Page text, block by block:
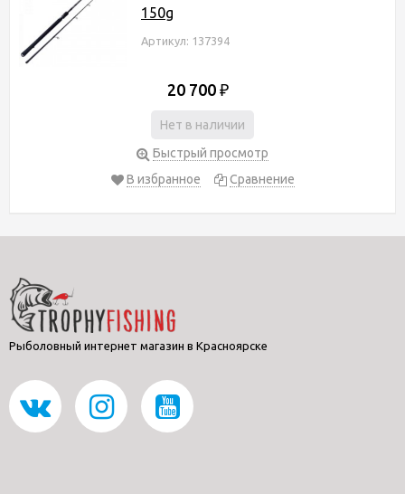
150g
Артикул: 137394
20 700 ₽
Нет в наличии
Быстрый просмотр
В избранное
Сравнение
Рыболовный интернет магазин в Красноярске